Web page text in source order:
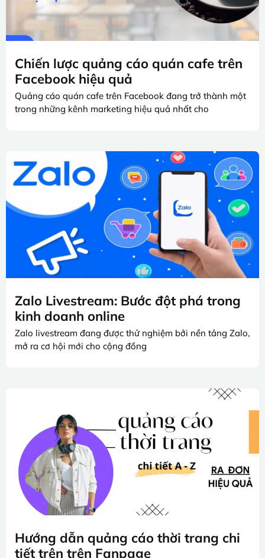
Chiến lược quảng cáo quán cafe trên
Facebook hiệu quả
Quảng cáo quán cafe trên Facebook đang trở thành một
trong những kênh marketing hiệu quả nhất cho
Zalo Livestream: Bước đột phá trong
kinh doanh online
Zalo livestream đang được thử nghiệm bởi nền tảng Zalo,
mở ra cơ hội mới cho cộng đồng
Hướng dẫn quảng cáo thời trang chi
tiết trên trên Fanpage